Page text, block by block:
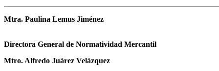
Mtra. Paulina Lemus Jiménez
Directora General de Normatividad Mercantil
Mtro. Alfredo Juárez Velázquez